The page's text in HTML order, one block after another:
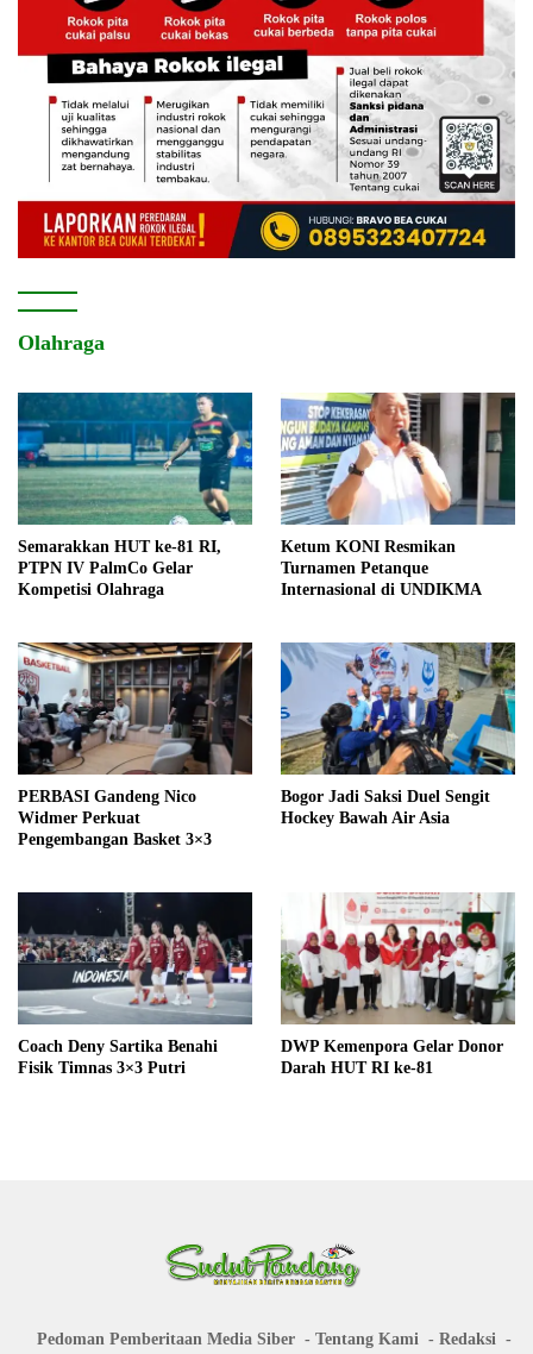
Olahraga
Semarakkan HUT ke-81 RI,
PTPN IV PalmCo Gelar
Kompetisi Olahraga
Ketum KONI Resmikan
Turnamen Petanque
Internasional di UNDIKMA
PERBASI Gandeng Nico
Widmer Perkuat
Pengembangan Basket 3×3
Bogor Jadi Saksi Duel Sengit
Hockey Bawah Air Asia
Coach Deny Sartika Benahi
Fisik Timnas 3×3 Putri
DWP Kemenpora Gelar Donor
Darah HUT RI ke-81
Pedoman Pemberitaan Media Siber Tentang Kami Redaksi